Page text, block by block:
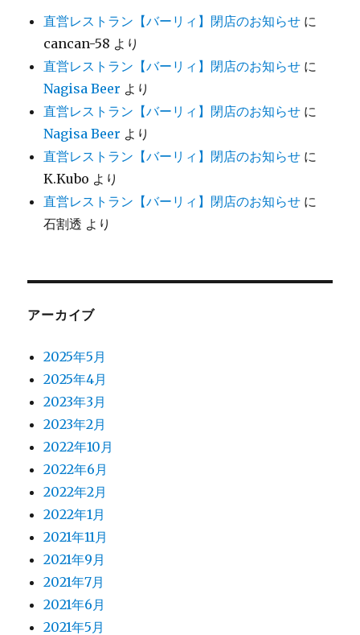
直営レストラン【バーリィ】閉店のお知らせ に
cancan-58 より
直営レストラン【バーリィ】閉店のお知らせ に
Nagisa Beer より
直営レストラン【バーリィ】閉店のお知らせ に
Nagisa Beer より
直営レストラン【バーリィ】閉店のお知らせ に
K.Kubo より
直営レストラン【バーリィ】閉店のお知らせ に
石割透 より
アーカイブ
2025年5月
2025年4月
2023年3月
2023年2月
2022年10月
2022年6月
2022年2月
2022年1月
2021年11月
2021年9月
2021年7月
2021年6月
2021年5月